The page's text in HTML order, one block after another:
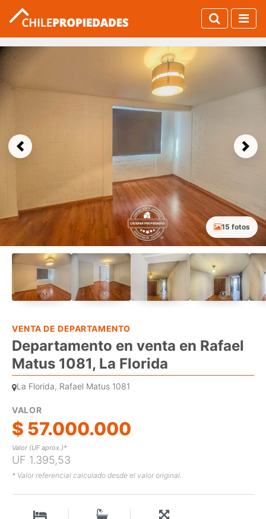
Previous Next
15 fotos
VENTA DE DEPARTAMENTO
Departamento en venta en Rafael
Matus 1081, La Florida
La Florida, Rafael Matus 1081
VALOR
$ 57.000.000
Valor (UF aprox.)*
UF 1.395,53
* Valor referencial calculado desde el valor original.